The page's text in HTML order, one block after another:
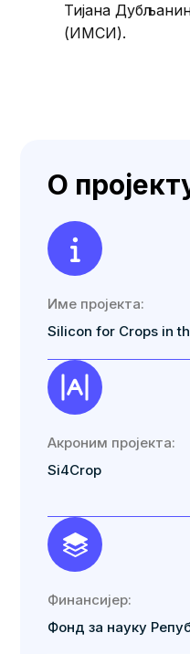
О
Име пројекта:
Silicon for Crops in
Акроним пројекта:
Si4Crop
Финансијер:
Фонд за науку
Тијана
(ИМСИ).